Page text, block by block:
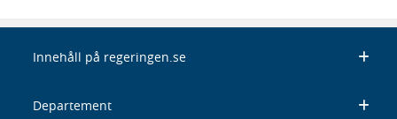
Innehåll på regeringen.se
Departement